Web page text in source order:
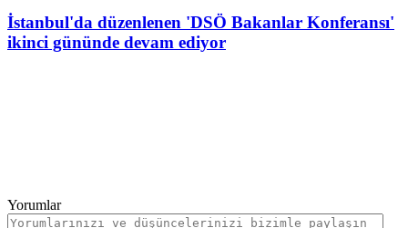
İstanbul'da düzenlenen 'DSÖ Bakanlar Konferansı'
ikinci gününde devam ediyor
Yorumlar